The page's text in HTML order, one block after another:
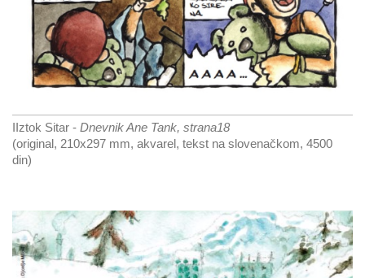
IIztok Sitar - Dnevnik Ane Tank, strana18
(original, 210x297 mm, akvarel, tekst na slovenačkom, 4500
din)